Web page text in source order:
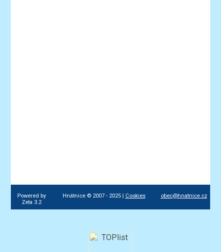
Powered by
Zeta 3.2
Hnátnice © 2007 - 2025 | Cookies obec@hnatnice.cz